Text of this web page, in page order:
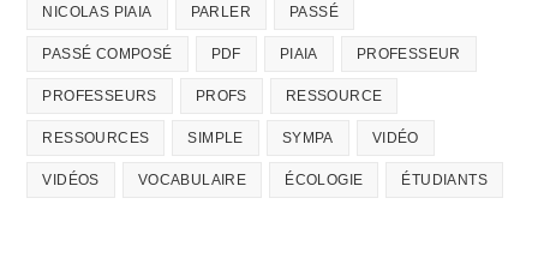
NICOLAS PIAIA PARLER PASSÉ
PASSÉ COMPOSÉ PDF PIAIA PROFESSEUR
PROFESSEURS PROFS RESSOURCE
RESSOURCES SIMPLE SYMPA VIDÉO
VIDÉOS VOCABULAIRE ÉCOLOGIE ÉTUDIANTS